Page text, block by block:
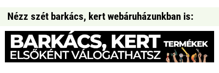
Nézz szét barkács, kert webáruházunkban is: